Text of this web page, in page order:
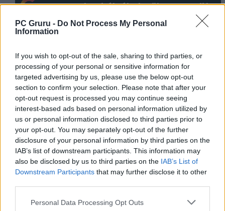
PC Gruru - Do Not Process My Personal
Information
If you wish to opt-out of the sale, sharing to third parties, or
processing of your personal or sensitive information for
targeted advertising by us, please use the below opt-out
section to confirm your selection. Please note that after your
opt-out request is processed you may continue seeing
interest-based ads based on personal information utilized by
us or personal information disclosed to third parties prior to
your opt-out. You may separately opt-out of the further
disclosure of your personal information by third parties on the
IAB’s list of downstream participants. This information may
also be disclosed by us to third parties on the IAB’s List of
Downstream Participants that may further disclose it to other
Personal Data Processing Opt Outs
Guru tartalmairól véletlenül se maradj le
a Google-ben.
A világvége utáni pusztaságot robotként
sem egyszerű túlélni
Videóban meséljük el, miért lett remek
sci-fi horror a Cronos: The New Dawn
LEGFRISSEBB VIDEÓNK